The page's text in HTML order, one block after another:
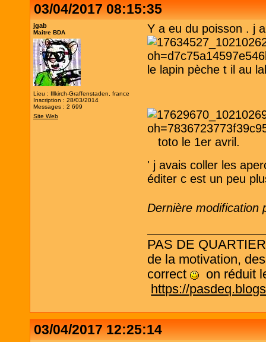
03/04/2017 08:15:35
jgab
Maitre BDA
Lieu : Illkirch-Graffenstaden, france
Inscription : 28/03/2014
Messages : 2 699
Site Web
Y a eu du poisson . j
le lapin pèche t il au
toto le 1er avril.
' j avais coller les
éditer c est un peu
Dernière modification
PAS DE
de la motivation,
correct
on réduit
https://
03/04/2017 12:25:14